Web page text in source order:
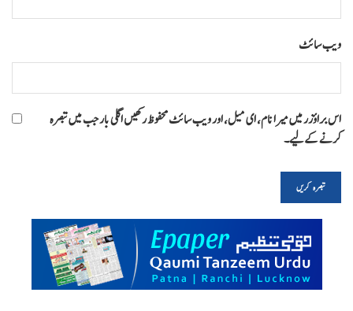
ویب‌ سائٹ
اس براؤزر میں میرا نام، ای میل، اور ویب سائٹ محفوظ رکھیں اگلی بار جب میں تبصرہ
کرنے کےلیے۔